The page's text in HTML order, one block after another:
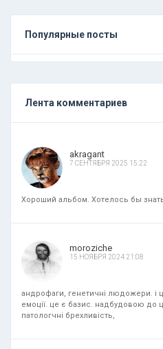
Популярные посты
Лента комментариев
akragant
7 СЕНТЯБРЯ 2025 15:22
Хороший альбом. Хотелось бы
moroziche
15 НОЯБРЯ 2024 21:08
андрофаги, генетичні людожери. і
емоції. це є базис. надбудовою до
патологчні брехливість,